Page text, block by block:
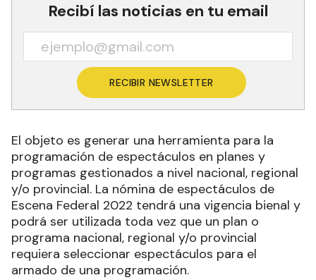
Recibí las noticias en tu email
RECIBIR NEWSLETTER
El objeto es generar una herramienta para la
programación de espectáculos en planes y
programas gestionados a nivel nacional, regional
y/o provincial. La nómina de espectáculos de
Escena Federal 2022 tendrá una vigencia bienal y
podrá ser utilizada toda vez que un plan o
programa nacional, regional y/o provincial
requiera seleccionar espectáculos para el
armado de una programación.